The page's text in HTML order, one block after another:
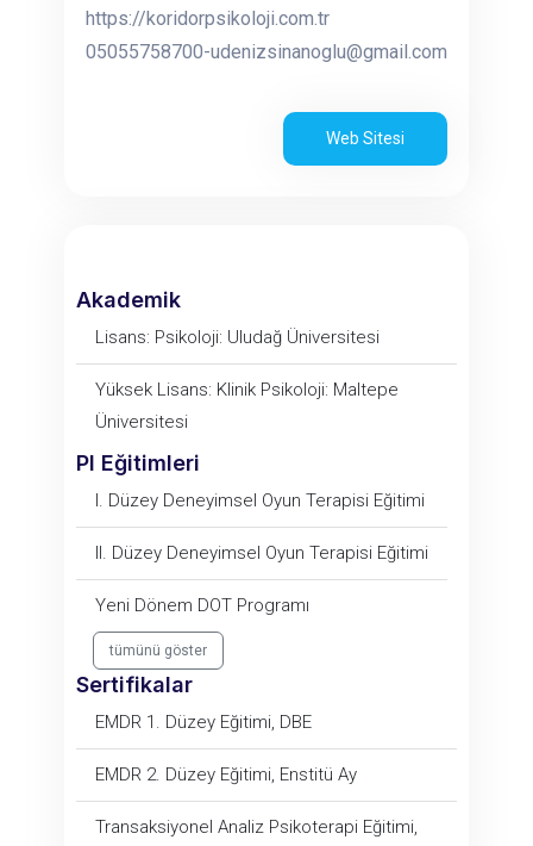
https://koridorpsikoloji.com.tr
05055758700-udenizsinanoglu@gmail.com
Web Sitesi
Akademik
Lisans: Psikoloji: Uludağ Üniversitesi
Yüksek Lisans: Klinik Psikoloji: Maltepe
Üniversitesi
PI Eğitimleri
I. Düzey Deneyimsel Oyun Terapisi Eğitimi
II. Düzey Deneyimsel Oyun Terapisi Eğitimi
Yeni Dönem DOT Programı
tümünü göster
Sertifikalar
EMDR 1. Düzey Eğitimi, DBE
EMDR 2. Düzey Eğitimi, Enstitü Ay
Transaksiyonel Analiz Psikoterapi Eğitimi,